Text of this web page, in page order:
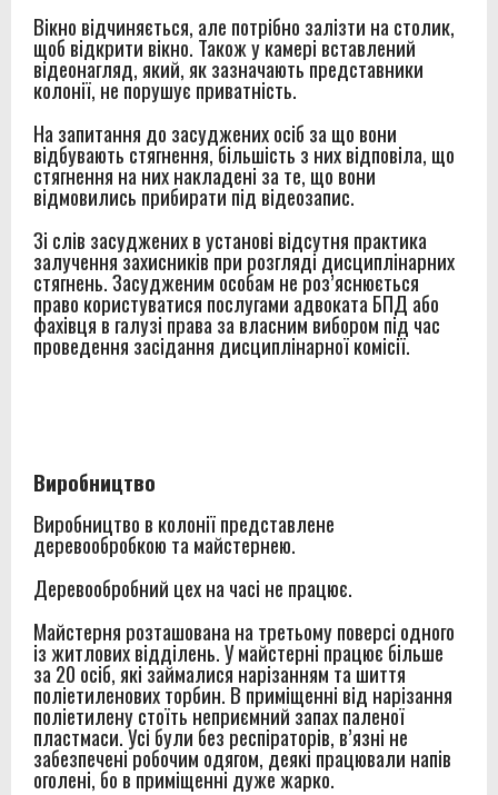
Вікно відчиняється, але потрібно залізти на столик,
щоб відкрити вікно. Також у камері вставлений
відеонагляд, який, як зазначають представники
колонії, не порушує приватність.
На запитання до засуджених осіб за що вони
відбувають стягнення, більшість з них відповіла, що
стягнення на них накладені за те, що вони
відмовились прибирати під відеозапис.
Зі слів засуджених в установі відсутня практика
залучення захисників при розгляді дисциплінарних
стягнень. Засудженим особам не роз’яснюється
право користуватися послугами адвоката БПД або
фахівця в галузі права за власним вибором під час
проведення засідання дисциплінарної комісії.
Виробництво
Виробництво в колонії представлене
деревообробкою та майстернею.
Деревообробний цех на часі не працює.
Майстерня розташована на третьому поверсі одного
із житлових відділень. У майстерні працює більше
за 20 осіб, які займалися нарізанням та шиття
поліетиленових торбин. В приміщенні від нарізання
поліетилену стоїть неприємний запах паленої
пластмаси. Усі були без респіраторів, в’язні не
забезпечені робочим одягом, деякі працювали напів
оголені, бо в приміщенні дуже жарко.